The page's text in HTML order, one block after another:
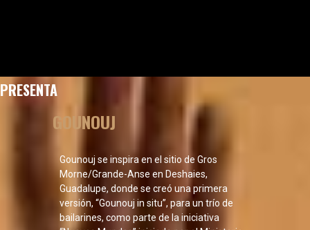
PRESENTA
GOUNOUJ
Gounouj se inspira en el sitio de Gros
Morne/Grande-Anse en Deshaies,
Guadalupe, donde se creó una primera
versión, “Gounouj in situ”, para un trío de
bailarines, como parte de la iniciativa